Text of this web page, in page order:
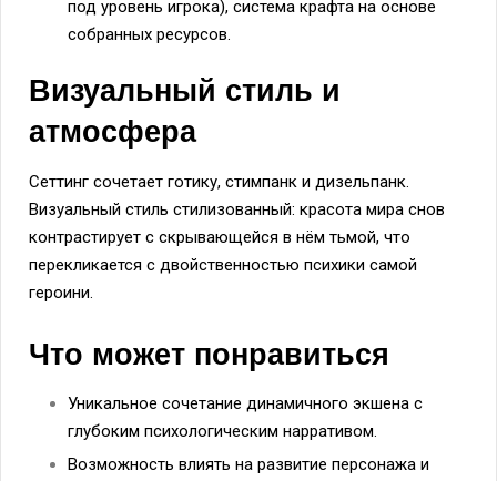
под уровень игрока), система крафта на основе
собранных ресурсов.
Визуальный стиль и
атмосфера
Сеттинг сочетает готику, стимпанк и дизельпанк.
Визуальный стиль стилизованный: красота мира снов
контрастирует с скрывающейся в нём тьмой, что
перекликается с двойственностью психики самой
героини.
Что может понравиться
Уникальное сочетание динамичного экшена с
глубоким психологическим нарративом.
Возможность влиять на развитие персонажа и